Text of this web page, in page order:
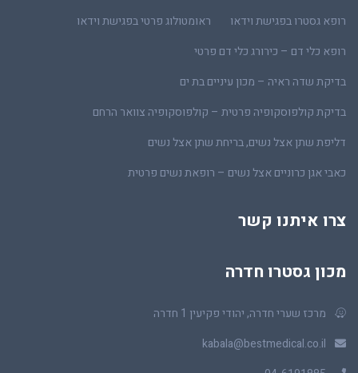
רופא גסטרו בפגישת וידאו
ראומטולוג פרטי בפגישת וידאו
רופא כלי דם – כירורג כלי דם פרטי
בדיקת שדה ראיה – מכון עיניים בת ים
בדיקת קולפוסקופיה פרטית – קולפוסקופיה צוואר הרחם
דליפת שתן אצל נשים, בריחת שתן אצל נשים
כאבי אגן כרוניים אצל נשים – רופאת נשים פרטית
צרו איתנו קשר
מכון גסטרו חדרה
מרכז שערי חדרה, יהודי פקיעין 1 חדרה
kabala@bestmedical.co.il